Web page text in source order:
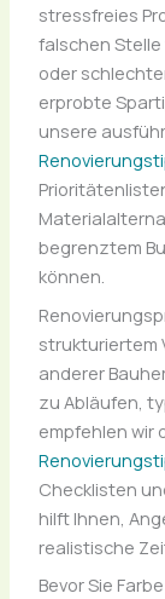
stressfreies
falschen
oder
erprobte
unsere
begrenztem
können.
strukturiertem
anderer
zu Abläufen,
empfehlen wir
Checklisten
hilft Ihnen,
realistische
Bevor Sie